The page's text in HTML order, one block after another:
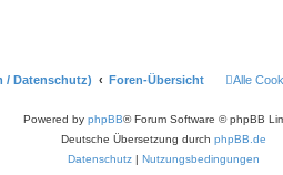
/ Datenschutz) Foren-Übersicht Alle
Powered by phpBB® Forum Software © phpBB
Deutsche Übersetzung durch phpBB.de
Datenschutz | Nutzungsbedingungen